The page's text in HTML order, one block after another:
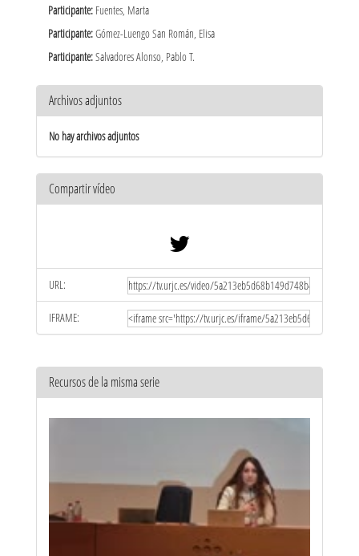
Participante: Fuentes, Marta
Participante:Gómez-Luengo San Román, Elisa
Participante:Salvadores Alonso, Pablo T.
Archivos adjuntos
No hay archivos adjuntos
Compartir vídeo
URL:
IFRAME:
Recursos de la misma serie